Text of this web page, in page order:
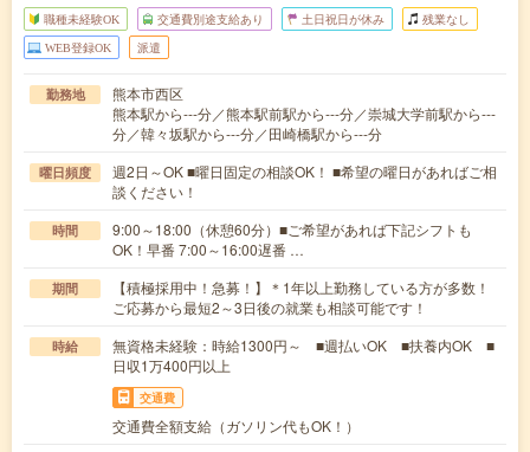
職種未経験OK 交通費別途支給あり 土日祝日が休み 残業なし
WEB登録OK 派遣
勤務地
熊本市西区
熊本駅から---分／熊本駅前駅から---分／崇城大学前駅から---
分／韓々坂駅から---分／田崎橋駅から---分
曜日頻度
週2日～OK ■曜日固定の相談OK！ ■希望の曜日があればご相
談ください！
時間
9:00～18:00（休憩60分）■ご希望があれば下記シフトも
OK！早番 7:00～16:00遅番 …
期間
【積極採用中！急募！】＊1年以上勤務している方が多数！
ご応募から最短2～3日後の就業も相談可能です！
時給
無資格未経験：時給1300円～ ■週払いOK ■扶養内OK ■
日収1万400円以上
交通費
交通費全額支給（ガソリン代もOK！）